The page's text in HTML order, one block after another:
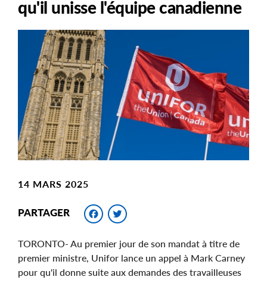
qu'il unisse l'équipe canadienne
Main
Image
Image
14 MARS 2025
PARTAGER Facebook
TORONTO- Au premier jour de son mandat à titre de
premier ministre, Unifor lance un appel à Mark Carney
pour qu'il donne suite aux demandes des travailleuses